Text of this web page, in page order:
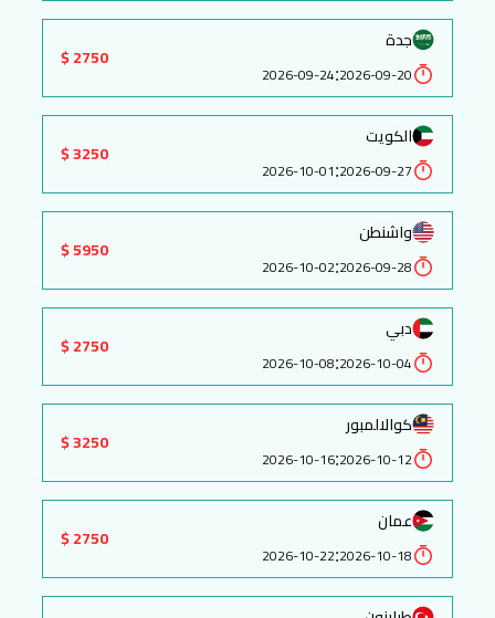
جدة
2026-09-20
:
2026-09-24
2750 $
الكويت
2026-09-27
:
2026-10-01
3250 $
واشنطن
2026-09-28
:
2026-10-02
5950 $
دبي
2026-10-04
:
2026-10-08
2750 $
كوالالمبور
2026-10-12
:
2026-10-16
3250 $
عمان
2026-10-18
:
2026-10-22
2750 $